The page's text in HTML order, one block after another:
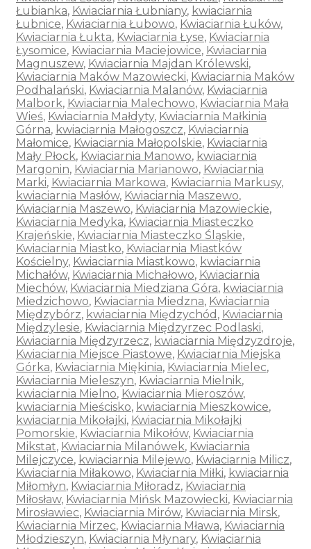
Łubianka, Kwiaciarnia Łubniany, kwiaciarnia
Łubnice, Kwiaciarnia Łubowo, Kwiaciarnia Łuków,
Kwiaciarnia Łukta, Kwiaciarnia Łyse, Kwiaciarnia
Łysomice, Kwiaciarnia Maciejowice, Kwiaciarnia
Magnuszew, Kwiaciarnia Majdan Królewski,
Kwiaciarnia Maków Mazowiecki, Kwiaciarnia Maków
Podhalański, Kwiaciarnia Malanów, Kwiaciarnia
Malbork, Kwiaciarnia Malechowo, Kwiaciarnia Mała
Wieś, Kwiaciarnia Małdyty, Kwiaciarnia Małkinia
Górna, kwiaciarnia Małogoszcz, Kwiaciarnia
Małomice, Kwiaciarnia Małopolskie, Kwiaciarnia
Mały Płock, Kwiaciarnia Manowo, kwiaciarnia
Margonin, Kwiaciarnia Marianowo, Kwiaciarnia
Marki, Kwiaciarnia Markowa, Kwiaciarnia Markusy,
kwiaciarnia Masłów, Kwiaciarnia Maszewo,
Kwiaciarnia Maszewo, Kwiaciarnia Mazowieckie,
Kwiaciarnia Medyka, Kwiaciarnia Miasteczko
Krajeńskie, Kwiaciarnia Miasteczko Śląskie,
Kwiaciarnia Miastko, Kwiaciarnia Miastków
Kościelny, Kwiaciarnia Miastkowo, kwiaciarnia
Michałów, Kwiaciarnia Michałowo, Kwiaciarnia
Miechów, Kwiaciarnia Miedziana Góra, kwiaciarnia
Miedzichowo, Kwiaciarnia Miedzna, Kwiaciarnia
Międzybórz, kwiaciarnia Międzychód , Kwiaciarnia
Międzylesie, Kwiaciarnia Międzyrzec Podlaski,
Kwiaciarnia Międzyrzecz, kwiaciarnia Międzyzdroje,
Kwiaciarnia Miejsce Piastowe, Kwiaciarnia Miejska
Górka, Kwiaciarnia Miękinia, Kwiaciarnia Mielec,
Kwiaciarnia Mieleszyn, Kwiaciarnia Mielnik,
kwiaciarnia Mielno, Kwiaciarnia Mieroszów,
kwiaciarnia Mieścisko, kwiaciarnia Mieszkowice,
kwiaciarnia Mikołajki, Kwiaciarnia Mikołajki
Pomorskie, Kwiaciarnia Mikołów, Kwiaciarnia
Mikstat, Kwiaciarnia Milanówek, Kwiaciarnia
Milejczyce, kwiaciarnia Milejewo, Kwiaciarnia Milicz,
Kwiaciarnia Miłakowo, Kwiaciarnia Miłki, kwiaciarnia
Miłomłyn, Kwiaciarnia Miłoradz, Kwiaciarnia
Miłosław, Kwiaciarnia Mińsk Mazowiecki, Kwiaciarnia
Mirosławiec, Kwiaciarnia Mirów, Kwiaciarnia Mirsk,
Kwiaciarnia Mirzec, Kwiaciarnia Mława, Kwiaciarnia
Młodzieszyn, Kwiaciarnia Młynary, Kwiaciarnia